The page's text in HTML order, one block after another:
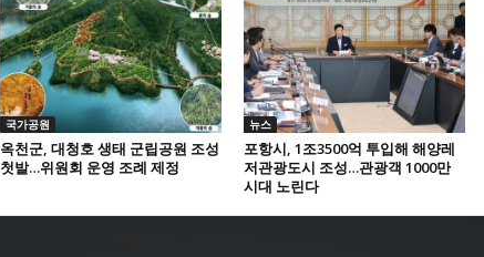
국가공원
옥천군, 대청호 생태 군립공원 조성
첫발…위원회 운영 조례 제정
뉴스
포항시, 1조3500억 투입해 해양레
저관광도시 조성…관광객 1000만
시대 노린다